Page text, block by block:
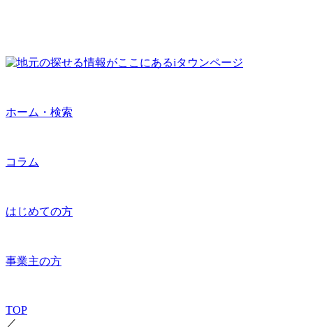
ホーム・検索
コラム
はじめての方
事業主の方
TOP
／